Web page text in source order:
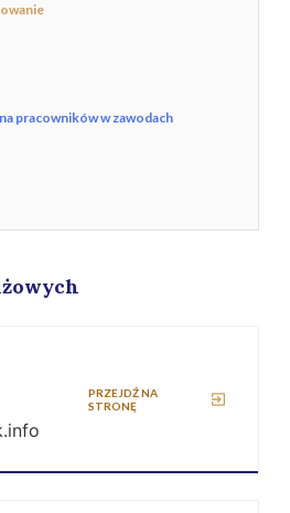
pracowników w zawodach
PRZEJDŹ NA
STRONĘ